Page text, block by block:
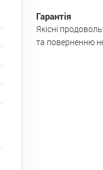
Гарантія
Якісні
та поверненню